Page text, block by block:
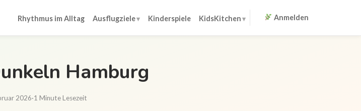
Rhythmus im Alltag Ausflugziele Kinderspiele KidsKitchen Anmelden
Hamburg
2026·1 Minute Lesezeit